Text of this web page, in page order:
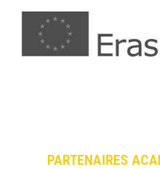
PARTENAIRES